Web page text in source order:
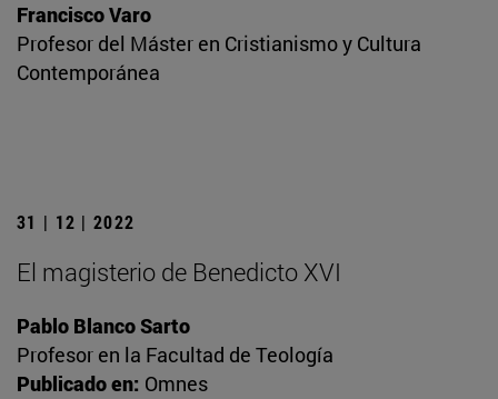
Francisco Varo
Profesor del Máster en Cristianismo y Cultura
Contemporánea
31 | 12 | 2022
El magisterio de Benedicto XVI
Pablo Blanco Sarto
Profesor en la Facultad de Teología
Publicado en: Omnes